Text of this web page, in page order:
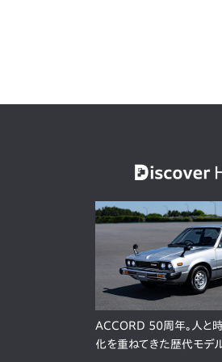
ACCORD 50周年。人と
化を重ねてきた歴代モデ